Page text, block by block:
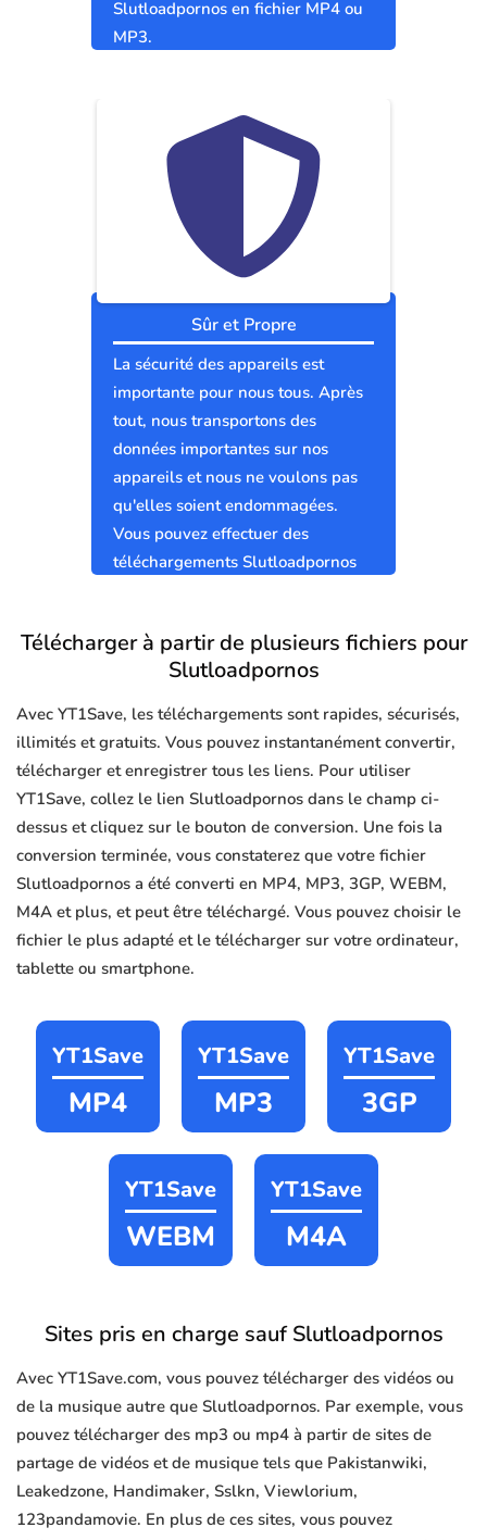
Slutloadpornos en fichier MP4 ou
MP3.
Sûr et Propre
La sécurité des appareils est
importante pour nous tous. Après
tout, nous transportons des
données importantes sur nos
appareils et nous ne voulons pas
qu'elles soient endommagées.
Vous pouvez effectuer des
téléchargements Slutloadpornos
Télécharger à partir de plusieurs fichiers pour
Slutloadpornos
Avec YT1Save, les téléchargements sont rapides, sécurisés,
illimités et gratuits. Vous pouvez instantanément convertir,
télécharger et enregistrer tous les liens. Pour utiliser
YT1Save, collez le lien Slutloadpornos dans le champ ci-
dessus et cliquez sur le bouton de conversion. Une fois la
conversion terminée, vous constaterez que votre fichier
Slutloadpornos a été converti en MP4, MP3, 3GP, WEBM,
M4A et plus, et peut être téléchargé. Vous pouvez choisir le
fichier le plus adapté et le télécharger sur votre ordinateur,
tablette ou smartphone.
YT1Save
MP4
YT1Save
MP3
YT1Save
3GP
YT1Save
WEBM
YT1Save
M4A
Sites pris en charge sauf Slutloadpornos
Avec YT1Save.com, vous pouvez télécharger des vidéos ou
de la musique autre que Slutloadpornos. Par exemple, vous
pouvez télécharger des mp3 ou mp4 à partir de sites de
partage de vidéos et de musique tels que Pakistanwiki,
Leakedzone, Handimaker, Sslkn, Viewlorium,
123pandamovie. En plus de ces sites, vous pouvez